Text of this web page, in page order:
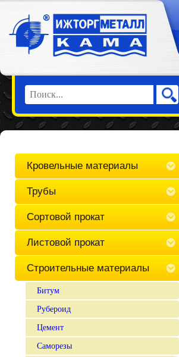
Кровельные материалы
Трубы
Сортовой прокат
Листовой прокат
Строительные материалы
Битум
Рубероид
Цемент
Саморезы